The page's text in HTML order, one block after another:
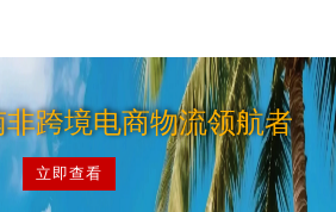
跨境电商物流领航者
立即查看